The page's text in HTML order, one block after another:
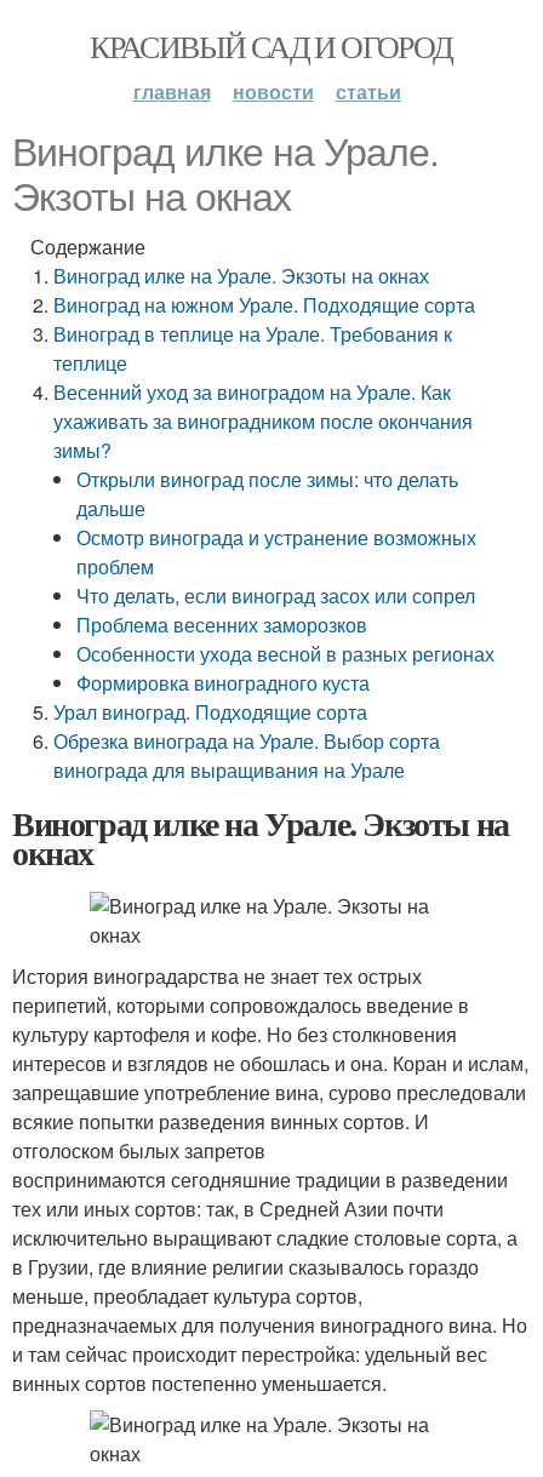
КРАСИВЫЙ САД И ОГОРОД
главная новости статьи
Виноград илке на Урале.
Экзоты на окнах
Содержание
Виноград илке на Урале. Экзоты на окнах
Виноград на южном Урале. Подходящие сорта
Виноград в теплице на Урале. Требования к
теплице
Весенний уход за виноградом на Урале. Как
ухаживать за виноградником после окончания
зимы?
Открыли виноград после зимы: что делать
дальше
Осмотр винограда и устранение возможных
проблем
Что делать, если виноград засох или сопрел
Проблема весенних заморозков
Особенности ухода весной в разных регионах
Формировка виноградного куста
Урал виноград. Подходящие сорта
Обрезка винограда на Урале. Выбор сорта
винограда для выращивания на Урале
Виноград илке на Урале. Экзоты на
окнах
История виноградарства не знает тех острых
перипетий, которыми сопровождалось введение в
культуру картофеля и кофе. Но без столкновения
интересов и взглядов не обошлась и она. Коран и ислам,
запрещавшие употребление вина, сурово преследовали
всякие попытки разведения винных сортов. И
отголоском былых запретов
воспринимаются сегодняшние традиции в разведении
тех или иных сортов: так, в Средней Азии почти
исключительно выращивают сладкие столовые сорта, а
в Грузии, где влияние религии сказывалось гораздо
меньше, преобладает культура сортов,
предназначаемых для получения виноградного вина. Но
и там сейчас происходит перестройка: удельный вес
винных сортов постепенно уменьшается.